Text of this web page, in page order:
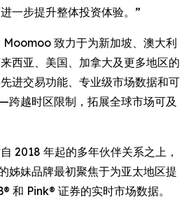
一步提升整体投资体验。”
Moomoo 致力于为新加坡、澳大利
西亚、美国、加拿大及更多地区的
进交易功能、专业级市场数据和可
越时区限制，拓展全球市场可及
2018 年起的多年伙伴关系之上，
姊妹品牌最初聚焦于为亚太地区提
和 Pink® 证券的实时市场数据。